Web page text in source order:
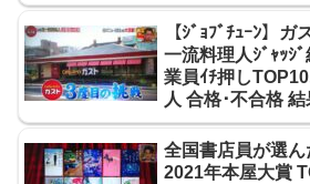
【ｼﾞｮﾌﾞﾁｭｰﾝ】
一流料理人ｼﾞｬｯｼ
業員ｲﾁ押し
人 合格･不合格 結
全国書店員が選
2021年本屋大賞